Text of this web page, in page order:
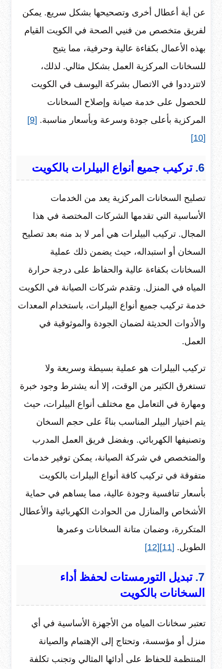
عن أية أعطال أخرى وتصحيحها بشكل سريع. يمكن
لفريق متخصص من فنيي الصحة في الكويت القيام
بهذه الأعمال بكفاءة عالية وحرفية، مما يتيح
للسخانات المركزية العمل بشكل مثالي. لذلك،
لاتترددوا في الاتصال بشركة اليوسف في الكويت
للحصول على خدمة صيانة وإصلاح السخانات
المركزية بأعلى جودة وسرعة وبأسعار مناسبة. [9]
[10]
6. تركيب جميع أنواع البيلرات بالكويت
تصليح السخانات المركزية يعد من الخدمات
الأساسية التي تقدمها الشركات المختصة في هذا
المجال. تركيب البيلرات هي أمر لا بد منه بعد تصليح
السخان أو استبداله، حيث يضمن ذلك عملية
السخانات بكفاءة عالية والحفاظ على درجة حرارة
المياه في المنزل. وتقدم شركات الصيانة في الكويت
خدمة تركيب جميع أنواع البيلرات، باستخدام المعدات
والأدوات الحديثة لضمان الجودة والموثوقية في
العمل.
تركيب البيلرات هو عملية بسيطة وسريعة ولا
تستغرق الكثير من الوقت، إلا أنه يشترط وجود خبرة
ومهارة في التعامل مع مختلف أنواع البيلرات، حيث
يتم اختيار البيلر المناسب بناءً على حجم السخان
وتصنيفها الكهربائي. وبفضل فريق العمل المدرب
والمتخصص في شركة الصيانة، يمكن توفير خدمات
متفوقة في تركيب كافة أنواع البيلرات بالكويت
بأسعار تنافسية وجودة عالية، مما يساهم في حماية
الأشخاص والمنازل من الحوادث الكهربائية والأعطال
المتكررة، وضمان متانة السخانات وعمرها
الطويل. [11]
[12]
7. تبديل التورمستات لحفظ أداء
السخانات بالكويت
تعتبر سخانات المياه من الأجهزة الأساسية في أي
منزل أو مؤسسة، وتحتاج إلى الإهتمام والصيانة
المنتظمة للحفاظ على أدائها المثالي وتجنب تكلفة